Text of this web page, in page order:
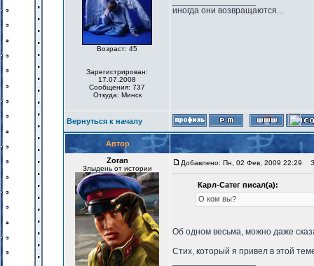
Возраст: 45
Зарегистрирован:
17.07.2008
Сообщения: 737
Откуда: Минск
иногда они возвращаются...
Вернуться к началу
Автор
Zoran
Злыдень от истории
Добавлено: Пн, 02 Фев, 2009 22:29
Карл-Сатег писал(а):
О ком вы?
Об одном весьма, можно даже
Стих, который я привел в этой